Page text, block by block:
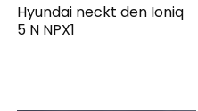
Hyundai neckt den Ioniq
5 N NPX1